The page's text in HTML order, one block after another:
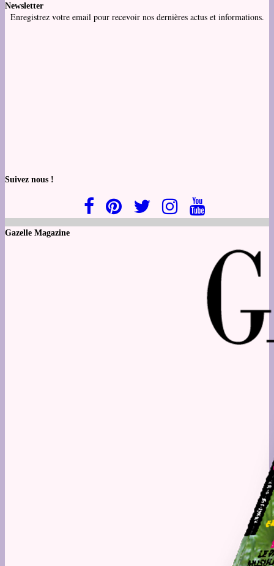
Newsletter
Enregistrez votre email pour recevoir nos dernières actus et informations.
Suivez nous !
Gazelle Magazine